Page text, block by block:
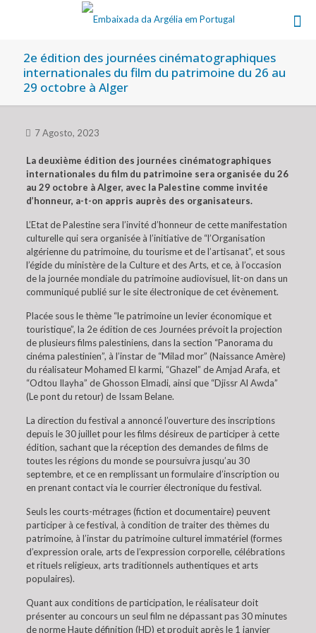
2e édition des journées cinématographiques
internationales du film du patrimoine du 26 au
29 octobre à Alger
7 Agosto, 2023
La deuxième édition des journées cinématographiques
internationales du film du patrimoine sera organisée du 26
au 29 octobre à Alger, avec la Palestine comme invitée
d’honneur, a-t-on appris auprès des organisateurs.
L’Etat de Palestine sera l’invité d’honneur de cette manifestation
culturelle qui sera organisée à l’initiative de “l’Organisation
algérienne du patrimoine, du tourisme et de l’artisanat”, et sous
l’égide du ministère de la Culture et des Arts, et ce, à l’occasion
de la journée mondiale du patrimoine audiovisuel, lit-on dans un
communiqué publié sur le site électronique de cet évènement.
Placée sous le thème “le patrimoine un levier économique et
touristique”, la 2e édition de ces Journées prévoit la projection
de plusieurs films palestiniens, dans la section “Panorama du
cinéma palestinien”, à l’instar de “Milad mor” (Naissance Amère)
du réalisateur Mohamed El karmi, “Ghazel” de Amjad Arafa, et
“Odtou Ilayha” de Ghosson Elmadi, ainsi que “Djissr Al Awda”
(Le pont du retour) de Issam Belane.
La direction du festival a annoncé l’ouverture des inscriptions
depuis le 30 juillet pour les films désireux de participer à cette
édition, sachant que la réception des demandes de films de
toutes les régions du monde se poursuivra jusqu’au 30
septembre, et ce en remplissant un formulaire d’inscription ou
en prenant contact via le courrier électronique du festival.
Seuls les courts-métrages (fiction et documentaire) peuvent
participer à ce festival, à condition de traiter des thèmes du
patrimoine, à l’instar du patrimoine culturel immatériel (formes
d’expression orale, arts de l’expression corporelle, célébrations
et rituels religieux, arts traditionnels authentiques et arts
populaires).
Quant aux conditions de participation, le réalisateur doit
présenter au concours un seul film ne dépassant pas 30 minutes
de norme Haute définition (HD) et produit après le 1 janvier